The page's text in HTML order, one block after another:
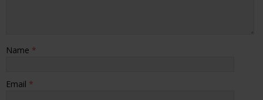
Name *
Email *